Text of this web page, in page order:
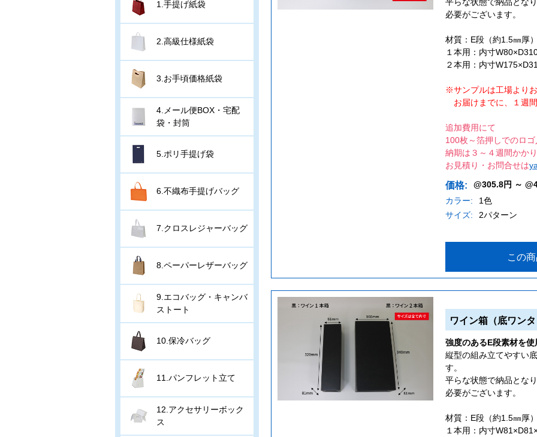
必要がございます。
材質：E段（約1.5㎜厚
１本用：内寸
２本用：内寸
※サンプルは工場より
お届けまでに、１週
追加費用にて
100枚～箔押しでのロ
納期は３～４週間かか
お見積り・お問合せは
価格:
@305.8円 ～
カラー:
1色
サイズ:
2パターン
この
ワイン箱（底ワン
強度のあるE段素材を
縦型の組み立てやすい
す。
平らな状態で納品とな
必要がございます。
材質：E段（約1.5㎜厚
１本用：内寸
1.手提げ紙袋
2.高級仕様紙袋
3.お手頃価格紙袋
4.メール便BOX・宅配
袋・封筒
5.ポリ手提げ袋
6.不織布手提げバッグ
7.クロスレジャーバッグ
8.ペーパーレザーバッグ
9.エコバッグ・キャンバ
ストート
10.保冷バッグ
11.パンフレット立て
12.アクセサリーボック
ス